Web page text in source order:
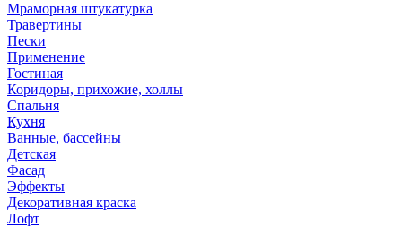
Мраморная штукатурка
Травертины
Пески
Применение
Гостиная
Коридоры, прихожие, холлы
Спальня
Кухня
Ванные, бассейны
Детская
Фасад
Эффекты
Декоративная краска
Лофт